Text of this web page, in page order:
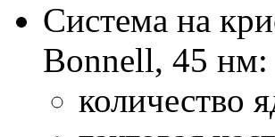
Система на
Bonnell, 45 нм:
количество